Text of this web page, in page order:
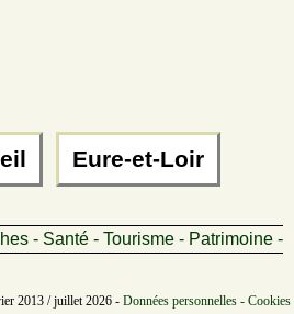
Eure-et-Loir
- Santé - Tourisme - Patrimoine -
2013 / juillet 2026 - Données personnelles -